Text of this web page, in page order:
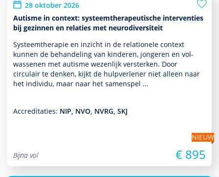
28 oktober 2026
Autisme in context: systeemtherapeutische interventies
bij gezinnen en relaties met neurodiversiteit
Systeemthera­pie en inzicht in de rela­tio­nele context
kunnen de behan­del­ing van kin­de­ren, jongeren en vol­
was­senen met autisme wezenlijk versterken. Door
circulair te denken, kijkt de hulp­ver­le­ner niet alleen naar
het individu, maar naar het samenspel …
Accreditaties: NIP, NVO, NVRG, SKJ
NIEUW
Bijna vol
€ 895